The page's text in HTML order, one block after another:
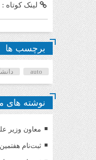
لینک کوتاه :
برچسب ها
auto
نوشته های
معاون وزیر
ثبت‌نام هفتمین